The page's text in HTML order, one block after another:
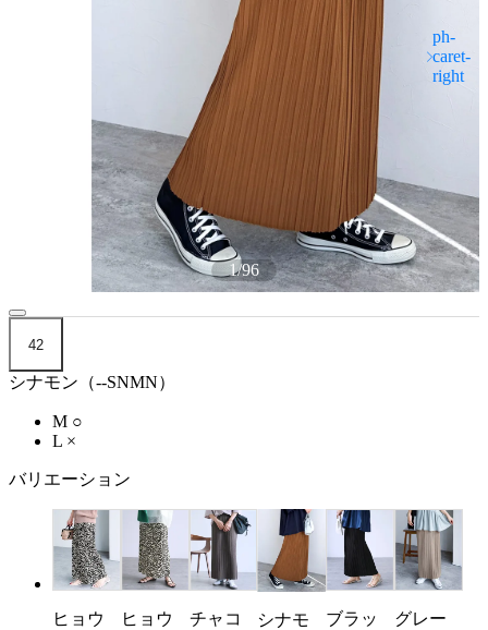
1/96
42
シナモン（--SNMN）
M ○
L ×
バリエーション
ヒョウ
ヒョウ
チャコ
シナモ
ブラッ
グレー